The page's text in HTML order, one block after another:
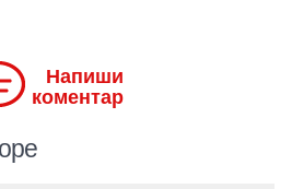
Напиши
коментар